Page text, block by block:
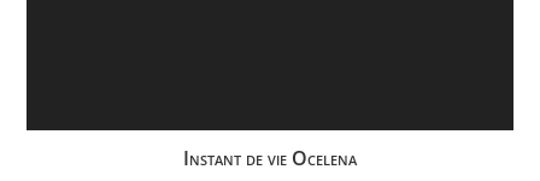
Instant de vie Ocelena